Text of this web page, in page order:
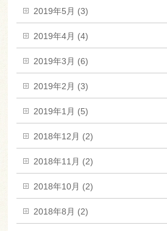
2019年5月 (3)
2019年4月 (4)
2019年3月 (6)
2019年2月 (3)
2019年1月 (5)
2018年12月 (2)
2018年11月 (2)
2018年10月 (2)
2018年8月 (2)